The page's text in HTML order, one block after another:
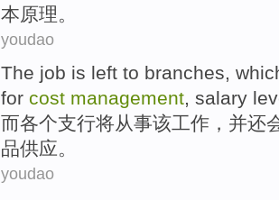
本原理 。
youdao
The job is left to branches,
for cost management, salary
而各个支行将从事该工作 ， 并还
品供应。
youdao